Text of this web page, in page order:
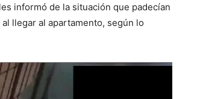
informó de la situación que padecían
llegar al apartamento, según lo